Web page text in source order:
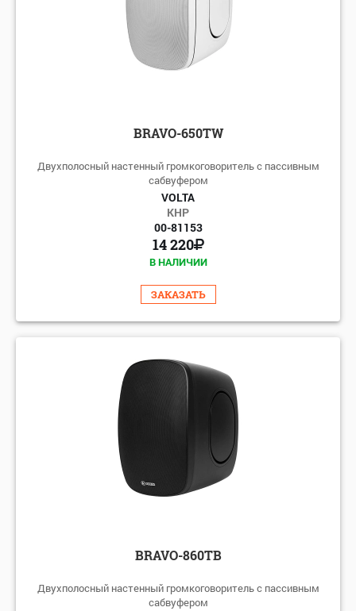
BRAVO-650TW
Двухполосный настенный громкоговоритель с пассивным
сабвуфером
VOLTA
КНР
00-81153
14 220
В НАЛИЧИИ
ЗАКАЗАТЬ
BRAVO-860TB
Двухполосный настенный громкоговоритель с пассивным
сабвуфером